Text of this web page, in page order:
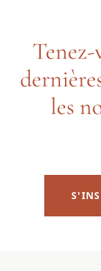
les